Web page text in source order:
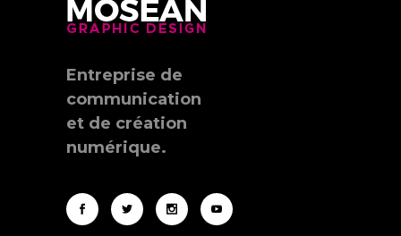
Entreprise de
communication
et de création
numérique.